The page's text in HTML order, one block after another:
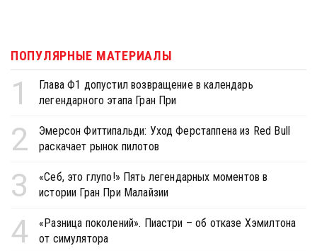
ПОПУЛЯРНЫЕ МАТЕРИАЛЫ
1
Глава Ф1 допустил возвращение в календарь
легендарного этапа Гран При
2
Эмерсон Фиттипальди: Уход Ферстаппена из Red Bull
раскачает рынок пилотов
3
«Себ, это глупо!» Пять легендарных моментов в
истории Гран При Малайзии
4
«Разница поколений». Пиастри – об отказе Хэмилтона
от симулятора